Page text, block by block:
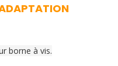
borne à vis.